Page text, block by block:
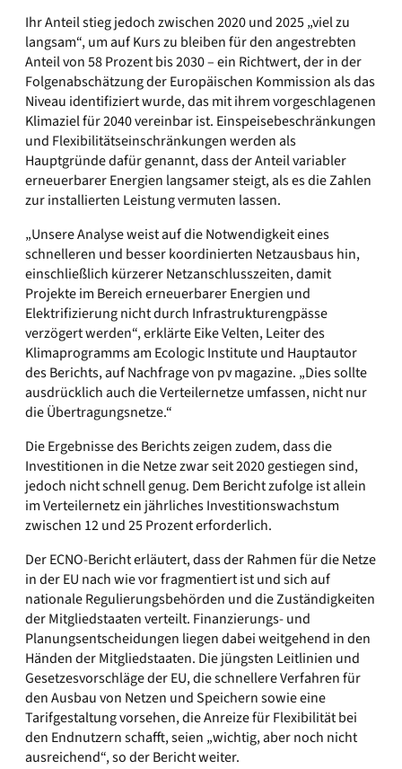
Ihr Anteil stieg jedoch zwischen 2020 und 2025 „viel zu
langsam“, um auf Kurs zu bleiben für den angestrebten
Anteil von 58 Prozent bis 2030 – ein Richtwert, der in der
Folgenabschätzung der Europäischen Kommission als das
Niveau identifiziert wurde, das mit ihrem vorgeschlagenen
Klimaziel für 2040 vereinbar ist. Einspeisebeschränkungen
und Flexibilitätseinschränkungen werden als
Hauptgründe dafür genannt, dass der Anteil variabler
erneuerbarer Energien langsamer steigt, als es die Zahlen
zur installierten Leistung vermuten lassen.
„Unsere Analyse weist auf die Notwendigkeit eines
schnelleren und besser koordinierten Netzausbaus hin,
einschließlich kürzerer Netzanschlusszeiten, damit
Projekte im Bereich erneuerbarer Energien und
Elektrifizierung nicht durch Infrastrukturengpässe
verzögert werden“, erklärte Eike Velten, Leiter des
Klimaprogramms am Ecologic Institute und Hauptautor
des Berichts, auf Nachfrage von pv magazine. „Dies sollte
ausdrücklich auch die Verteilernetze umfassen, nicht nur
die Übertragungsnetze.“
Die Ergebnisse des Berichts zeigen zudem, dass die
Investitionen in die Netze zwar seit 2020 gestiegen sind,
jedoch nicht schnell genug. Dem Bericht zufolge ist allein
im Verteilernetz ein jährliches Investitionswachstum
zwischen 12 und 25 Prozent erforderlich.
Der ECNO-Bericht erläutert, dass der Rahmen für die Netze
in der EU nach wie vor fragmentiert ist und sich auf
nationale Regulierungsbehörden und die Zuständigkeiten
der Mitgliedstaaten verteilt. Finanzierungs- und
Planungsentscheidungen liegen dabei weitgehend in den
Händen der Mitgliedstaaten. Die jüngsten Leitlinien und
Gesetzesvorschläge der EU, die schnellere Verfahren für
den Ausbau von Netzen und Speichern sowie eine
Tarifgestaltung vorsehen, die Anreize für Flexibilität bei
den Endnutzern schafft, seien „wichtig, aber noch nicht
ausreichend“, so der Bericht weiter.